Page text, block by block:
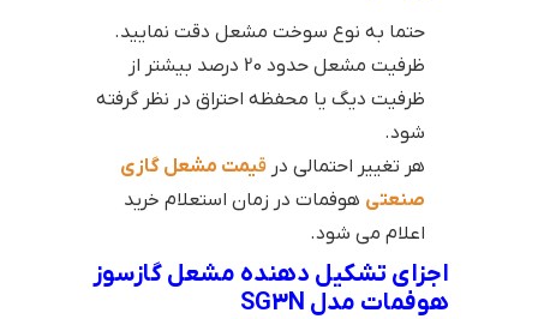
حتما به نوع سوخت مشعل دقت نمایید.
ظرفیت مشعل حدود 20 درصد بیشتر از
ظرفیت دیگ یا محفظه احتراق در نظر گرفته
شود.
هر تغییر احتمالی در قیمت مشعل گازی
صنعتی هوفمات در زمان استعلام خرید
اعلام می شود.
اجزای تشکیل دهنده مشعل گازسوز
هوفمات مدل SG3N